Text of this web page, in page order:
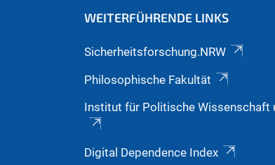
WEITERFÜHRENDE LINKS
Sicherheitsforschung.NRW
Philosophische Fakultät
Institut für Politische Wissenschaft
Digital Dependence Index